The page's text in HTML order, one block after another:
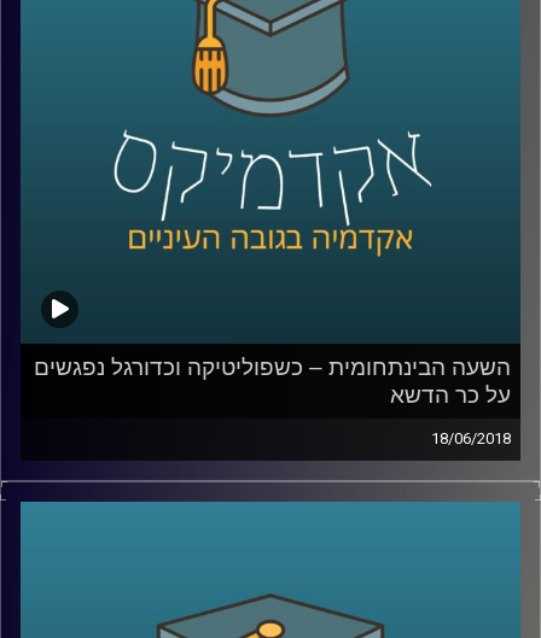
לאן לדעתה צועדת התעשייה בעידן שלך
קרדיט תמונות: AudioVersity
השעה הבינתחומית – כשפוליטיקה וכדורגל נפגשים
על כר הדשא
18/06/2018
משחקי המונדיאל טומנים בחובם הרבה מעבר
שמרתקים אליהם מיליוני צופים ברחבי העולם.
ד"ר יאיר גלילי עושה סדר בקשר שבין פוליטיקה